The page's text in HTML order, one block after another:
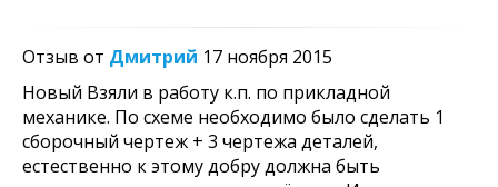
Отзыв от Дмитрий 17 ноября 2015
Новый Взяли в работу к.п. по прикладной
механике. По схеме необходимо было сделать 1
сборочный чертеж + 3 чертежа деталей,
естественно к этому добру должна быть